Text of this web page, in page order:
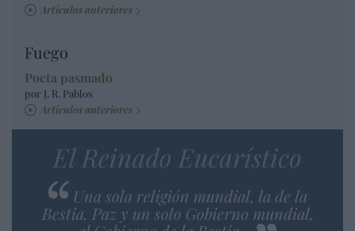
Artículos anteriores
Fuego
Poeta pasmado
por J. R. Pablos
Artículos anteriores
El Reinado Eucarístico
Una sola religión mundial, la de la
Bestia. Paz y un solo Gobierno mundial,